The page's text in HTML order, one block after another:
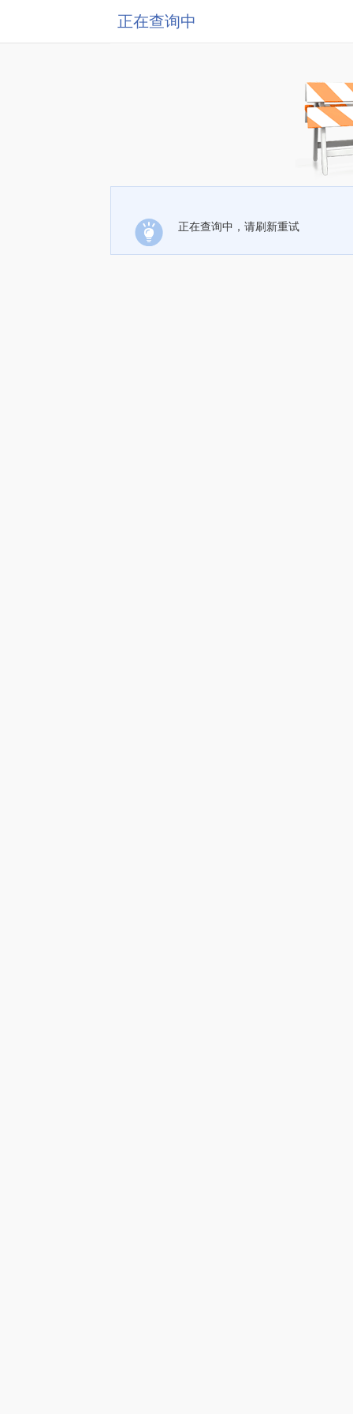
正在查询中
正在查询中，请刷新重试